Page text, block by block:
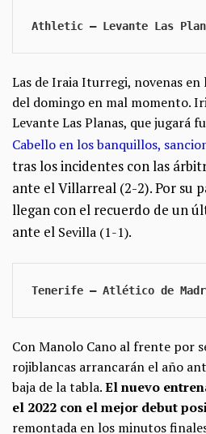
Athletic — Levante Las
Las de Iraia Iturregi, novenas
del domingo en mal momento.
Levante Las Planas, que jugará
Cabello en los banquillos,
tras los incidentes con las
ante el Villarreal (2-2). Por su
llegan con el recuerdo de un
ante el Sevilla (1-1).
Tenerife — Atlético de
Con Manolo Cano al frente por
rojiblancas arrancarán el año
baja de la tabla.El nuevo
el 2022 con el mejor debut
remontada en los minutos